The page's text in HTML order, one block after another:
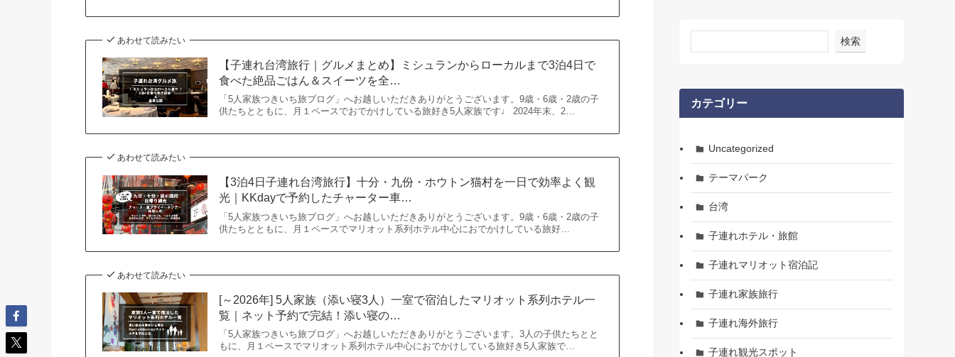
あわせて読みたい
【子連れ台湾旅行｜グルメまとめ】ミシュランからローカルまで3泊4日で
食べた絶品ごはん＆スイーツを全…
「5人家族つきいち旅ブログ」へお越しいただきありがとうございます。9歳・6歳・2歳の子
供たちとともに、月１ペースでおでかけしている旅好き5人家族です♩ 2024年末、2…
あわせて読みたい
【3泊4日子連れ台湾旅行】十分・九份・ホウトン猫村を一日で効率よく観
光｜KKdayで予約したチャーター車…
「5人家族つきいち旅ブログ」へお越しいただきありがとうございます。9歳・6歳・2歳の子
供たちとともに、月１ペースでマリオット系列ホテル中心におでかけしている旅好…
あわせて読みたい
[～2026年] 5人家族（添い寝3人）一室で宿泊したマリオット系列ホテル一
覧｜ネット予約で完結！添い寝の…
「5人家族つきいち旅ブログ」へお越しいただきありがとうございます。3人の子供たちとと
もに、月１ペースでマリオット系列ホテル中心におでかけしている旅好き5人家族で…
検索
カテゴリー
Uncategorized
テーマパーク
台湾
子連れホテル・旅館
子連れマリオット宿泊記
子連れ家族旅行
子連れ海外旅行
子連れ観光スポット